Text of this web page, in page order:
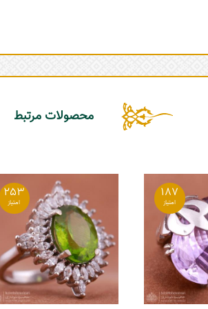
محصولات مرتبط
187
253